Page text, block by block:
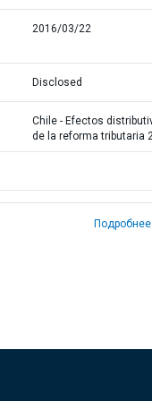
2016/03/22
Disclosed
Chile - Efectos
de la reforma tributaria
Подробнее